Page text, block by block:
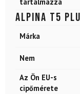
ALPINA T5
Márka
Nem
Az Ön EU-s
cipőmérete